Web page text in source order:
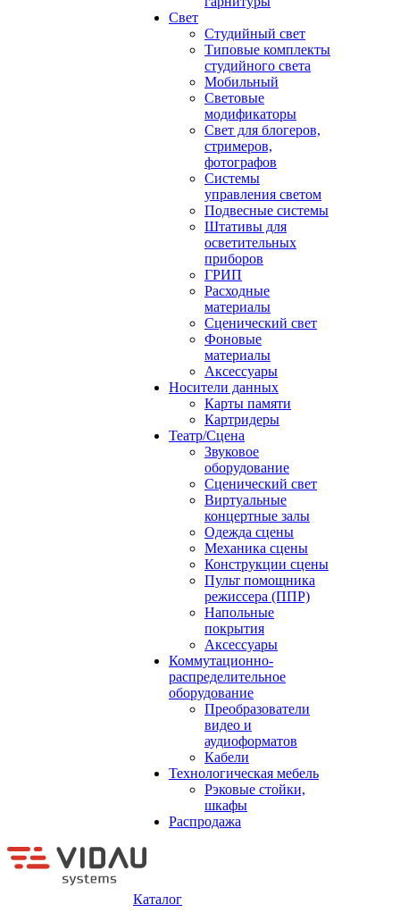
Свет
Студийный свет
Типовые комплекты
студийного света
Мобильный
Световые
модификаторы
Свет для блогеров,
стримеров,
фотографов
Системы
управления светом
Подвесные системы
Штативы для
осветительных
приборов
ГРИП
Расходные
материалы
Сценический свет
Фоновые
материалы
Аксессуары
Носители данных
Карты памяти
Картридеры
Театр/Сцена
Звуковое
оборудование
Сценический свет
Виртуальные
концертные залы
Одежда сцены
Механика сцены
Конструкции сцены
Пульт помощника
режиссера (ППР)
Напольные
покрытия
Аксессуары
Коммутационно-
распределительное
оборудование
Преобразователи
видео и
аудиоформатов
Кабели
Технологическая мебель
Рэковые стойки,
шкафы
Распродажа
Каталог